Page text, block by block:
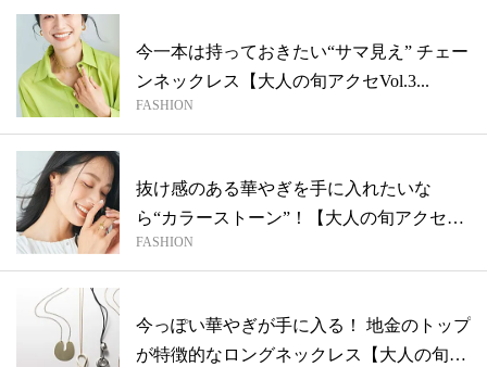
今一本は持っておきたい“サマ見え” チェー
ンネックレス【大人の旬アクセVol.3...
FASHION
抜け感のある華やぎを手に入れたいな
ら“カラーストーン”！【大人の旬アクセ
Vol....
FASHION
今っぽい華やぎが手に入る！ 地金のトップ
が特徴的なロングネックレス【大人の旬ア